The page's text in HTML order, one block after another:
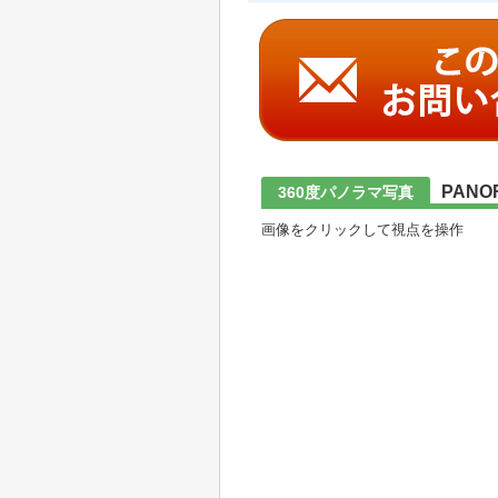
360度パノラマ写真
画像をクリックして視点を操作